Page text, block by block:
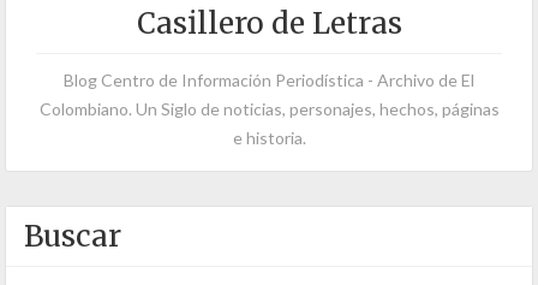
Casillero de Letras
Blog Centro de Información Periodística - Archivo de El
Colombiano. Un Siglo de noticias, personajes, hechos, páginas
e historia.
Buscar